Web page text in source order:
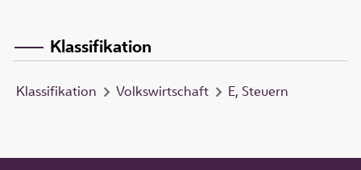
Klassifikation
Klassifikation Volkswirtschaft E, Steuern